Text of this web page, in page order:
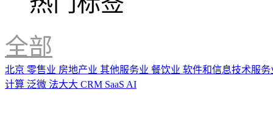
全部
北京 零售业 房地产业 其他服务业 餐饮业 软件和信息技术服
计算 泛微 法大大 CRM SaaS AI